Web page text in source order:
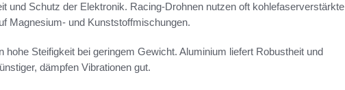
und Schutz der Elektronik. Racing-Drohnen nutzen oft kohlefaserverstärkte
Magnesium- und Kunststoffmischungen.
hohe Steifigkeit bei geringem Gewicht. Aluminium liefert Robustheit und
dämpfen Vibrationen gut.